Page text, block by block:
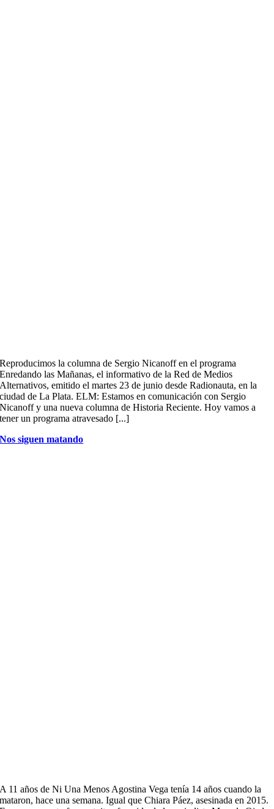
Reproducimos la columna de Sergio Nicanoff en el programa
Enredando las Mañanas, el informativo de la Red de Medios
Alternativos, emitido el martes 23 de junio desde Radionauta, en la
ciudad de La Plata. ELM: Estamos en comunicación con Sergio
Nicanoff y una nueva columna de Historia Reciente. Hoy vamos a
tener un programa atravesado [...]
Nos siguen matando
A 11 años de Ni Una Menos Agostina Vega tenía 14 años cuando la
mataron, hace una semana. Igual que Chiara Páez, asesinada en 2015.